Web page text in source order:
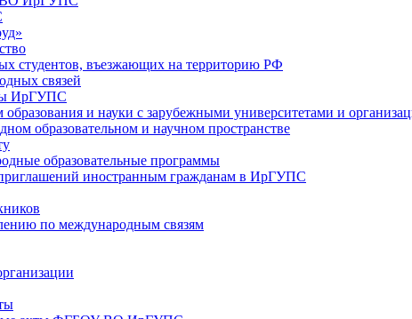
студентов, въезжающих на территорию РФ
связей
ИрГУПС
и науки с зарубежными университетами и
образовательном и научном пространстве
образовательные программы
иностранным гражданам в ИрГУПС
по международным связям